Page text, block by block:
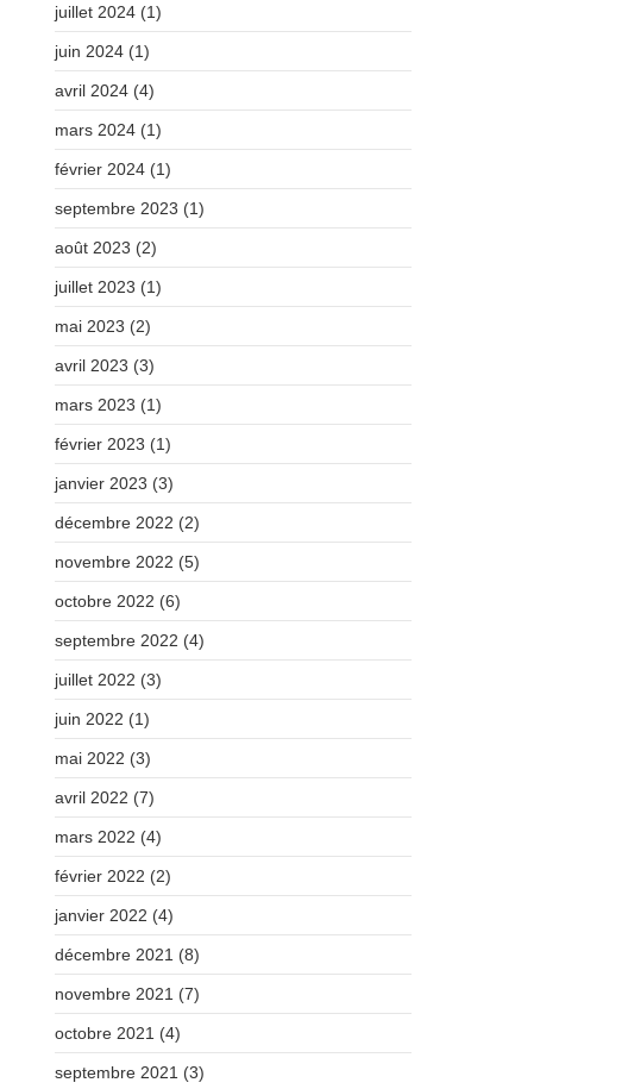
juillet 2024 (1)
juin 2024 (1)
avril 2024 (4)
mars 2024 (1)
février 2024 (1)
septembre 2023 (1)
août 2023 (2)
juillet 2023 (1)
mai 2023 (2)
avril 2023 (3)
mars 2023 (1)
février 2023 (1)
janvier 2023 (3)
décembre 2022 (2)
novembre 2022 (5)
octobre 2022 (6)
septembre 2022 (4)
juillet 2022 (3)
juin 2022 (1)
mai 2022 (3)
avril 2022 (7)
mars 2022 (4)
février 2022 (2)
janvier 2022 (4)
décembre 2021 (8)
novembre 2021 (7)
octobre 2021 (4)
septembre 2021 (3)